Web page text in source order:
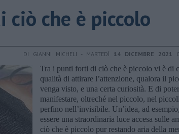
che è piccolo
DI GIANNI MICHELI - MARTEDÌ 14 DICEMBRE 2021
Tra i punti forti di ciò che è piccolo vi è di
qualità di attirare l’attenzione, qualora il
venga visto, e una certa curiosità. E di
manifestare, oltreché nel piccolo, nel
perfino nell’invisibile. Un’idea, ad
essere una straordinaria luce accesa sulle
ciò che è piccolo pur restando aria della